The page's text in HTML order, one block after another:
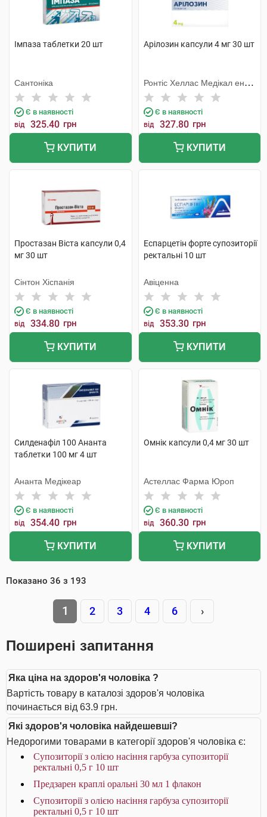
Імпаза таблетки 20 шт
Сантоніка
Є в наявності
від 325.40 грн
КУПИТИ
Арілозин капсули 4 мг 30 шт
Ронтіс Хеллас Медікал енд
Фармасьютікал Продактс
С.А.
Є в наявності
від 327.80 грн
КУПИТИ
Простазан Віста капсули 0,4
мг 30 шт
Сінтон Хіспанія
Є в наявності
від 334.80 грн
КУПИТИ
Еспарцетін форте супозиторії
ректальні 10 шт
Авіценна
Є в наявності
від 353.30 грн
КУПИТИ
Силденафіл 100 Ананта
таблетки 100 мг 4 шт
Ананта Медікеар
Є в наявності
від 354.40 грн
КУПИТИ
Омнік капсули 0,4 мг 30 шт
Астеллас Фарма Юроп
Є в наявності
від 360.30 грн
КУПИТИ
Показано 36 з 193
1 2 3 4 6 ›
Поширені запитання
Яка ціна на здоров'я чоловіка ?
Вартість товару в каталозі здоров'я чоловіка
починається від 63.9 грн.
Які здоров'я чоловіка найдешевші?
Недорогими товарами в категорії здоров'я чоловіка є:
Супозиторії з олією насіння гарбуза супозиторії
ректальні 0,5 г 10 шт
Предзарен краплі оральні 30 мл 1 флакон
Супозиторії з олією насіння гарбуза супозиторії
ректальні 0,5 г 10 шт